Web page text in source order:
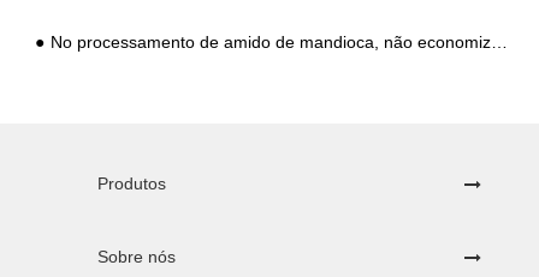
No processamento de amido de mandioca, não economize problemas ao cortar e limpar
Produtos
Sobre nós